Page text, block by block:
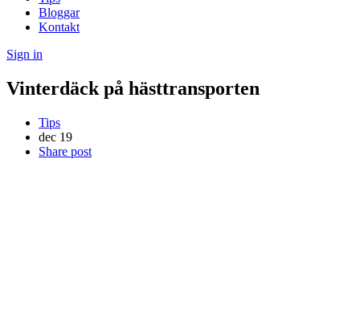
Bloggar
Kontakt
Sign in
Vinterdäck på hästtransporten
Tips
dec 19
Share post